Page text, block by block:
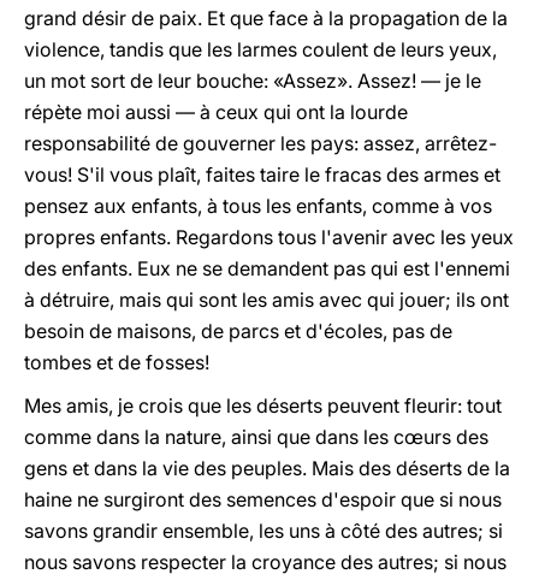
grand désir de paix. Et que face à la propagation de la
violence, tandis que les larmes coulent de leurs yeux,
un mot sort de leur bouche: «Assez». Assez! — je le
répète moi aussi — à ceux qui ont la lourde
responsabilité de gouverner les pays: assez, arrêtez-
vous! S'il vous plaît, faites taire le fracas des armes et
pensez aux enfants, à tous les enfants, comme à vos
propres enfants. Regardons tous l'avenir avec les yeux
des enfants. Eux ne se demandent pas qui est l'ennemi
à détruire, mais qui sont les amis avec qui jouer; ils ont
besoin de maisons, de parcs et d'écoles, pas de
tombes et de fosses!
Mes amis, je crois que les déserts peuvent fleurir: tout
comme dans la nature, ainsi que dans les cœurs des
gens et dans la vie des peuples. Mais des déserts de la
haine ne surgiront des semences d'espoir que si nous
savons grandir ensemble, les uns à côté des autres; si
nous savons respecter la croyance des autres; si nous